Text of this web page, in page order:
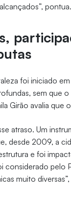
pontua.
foi iniciado
sem que
Girão avalia que
atraso. Um
desde 2009, a
e foi
considerado
muito diversas”,